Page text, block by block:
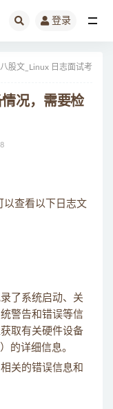
登录
八股文_Linux 日志面试考题
况，需要检
以查看以下日志文
了系统启动、关
警告和错误等信
取有关硬件设备
的详细信息。
关的错误信息和